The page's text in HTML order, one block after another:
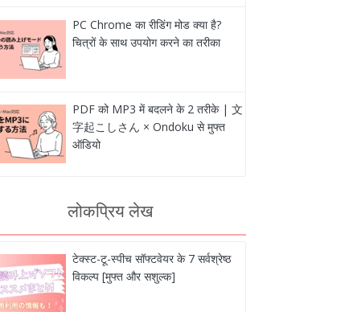
PC Chrome का रीडिंग मोड क्या है?
चित्रों के साथ उपयोग करने का तरीका
PDF को MP3 में बदलने के 2 तरीके | 文
字起こしさん × Ondoku से मुफ्त
ऑडियो
लोकप्रिय लेख
टेक्स्ट-टू-स्पीच सॉफ्टवेयर के 7 सर्वश्रेष्ठ
विकल्प [मुफ्त और सशुल्क]